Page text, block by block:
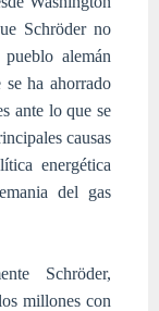
Schröder no
alemán
ha ahorrado
ante lo que se
causas
energética
del gas
Schröder,
millones con